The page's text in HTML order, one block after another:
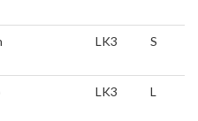
LK3 S
LK3 L